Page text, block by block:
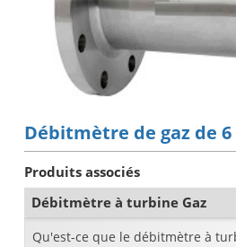
Débitmètre de gaz de 6
Produits associés
Débitmètre à turbine Gaz
Qu'est-ce que le débitmètre à